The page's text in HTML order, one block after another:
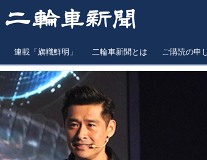
連載「旗幟鮮明」 二輪車新聞とは ご購読の申